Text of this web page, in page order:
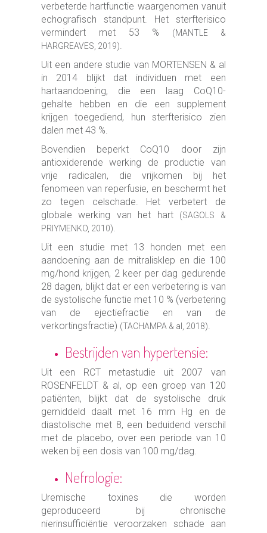
verbeterde hartfunctie waargenomen vanuit
echografisch standpunt. Het sterfterisico
vermindert met 53 %
(MANTLE &
HARGREAVES, 2019).
Uit een andere studie van MORTENSEN & al
in 2014 blijkt dat individuen met een
hartaandoening, die een laag CoQ10-
gehalte hebben en die een supplement
krijgen toegediend, hun sterfterisico zien
dalen met 43 %.
Bovendien beperkt CoQ10 door zijn
antioxiderende werking de productie van
vrije radicalen, die vrijkomen bij het
fenomeen van reperfusie, en beschermt het
zo tegen celschade. Het verbetert de
globale werking van het hart
(SAGOLS &
PRIYMENKO, 2010).
Uit een studie met 13 honden met een
aandoening aan de mitralisklep en die 100
mg/hond krijgen, 2 keer per dag gedurende
28 dagen, blijkt dat er een verbetering is van
de systolische functie met 10 % (verbetering
van de ejectiefractie en van de
verkortingsfractie) (TACHAMPA & al, 2018).
Bestrijden van hypertensie:
Uit een RCT metastudie uit 2007 van
ROSENFELDT & al, op een groep van 120
patiënten, blijkt dat de systolische druk
gemiddeld daalt met 16 mm Hg en de
diastolische met 8, een beduidend verschil
met de placebo, over een periode van 10
weken bij een dosis van 100 mg/dag.
Nefrologie:
Uremische toxines die worden
geproduceerd bij chronische
nierinsufficiëntie veroorzaken schade aan